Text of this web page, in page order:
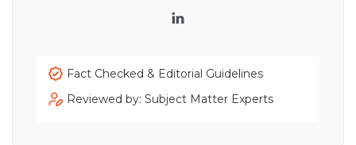
LinkedIn
Fact Checked & Editorial Guidelines
Reviewed by: Subject Matter Experts